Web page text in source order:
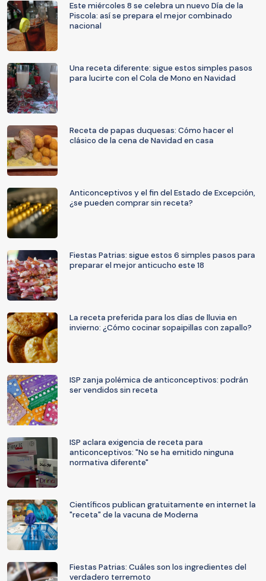
Este miércoles 8 se celebra un nuevo Día de la
Piscola: así se prepara el mejor combinado
nacional
Una receta diferente: sigue estos simples pasos
para lucirte con el Cola de Mono en Navidad
Receta de papas duquesas: Cómo hacer el
clásico de la cena de Navidad en casa
Anticonceptivos y el fin del Estado de Excepción,
¿se pueden comprar sin receta?
Fiestas Patrias: sigue estos 6 simples pasos para
preparar el mejor anticucho este 18
La receta preferida para los días de lluvia en
invierno: ¿Cómo cocinar sopaipillas con zapallo?
ISP zanja polémica de anticonceptivos: podrán
ser vendidos sin receta
ISP aclara exigencia de receta para
anticonceptivos: "No se ha emitido ninguna
normativa diferente"
Científicos publican gratuitamente en internet la
"receta" de la vacuna de Moderna
Fiestas Patrias: Cuáles son los ingredientes del
verdadero terremoto